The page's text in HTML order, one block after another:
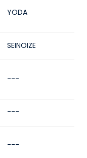
YODA
SEINOIZE
---
---
---